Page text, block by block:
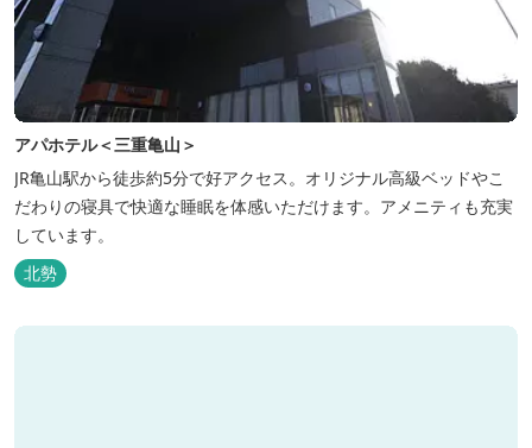
アパホテル＜三重亀山＞
JR亀山駅から徒歩約5分で好アクセス。オリジナル高級ベッドやこ
だわりの寝具で快適な睡眠を体感いただけます。アメニティも充実
しています。
北勢